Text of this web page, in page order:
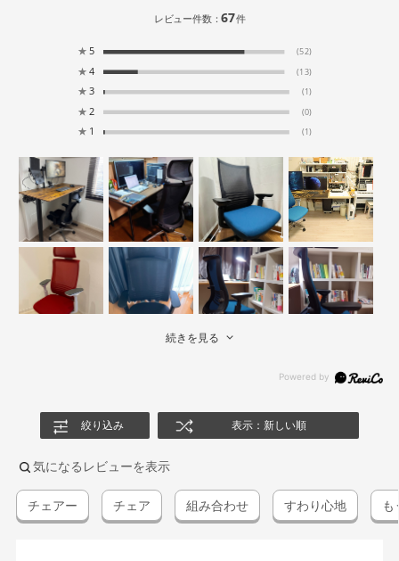
レビュー件数：67件
★ 5 (52)
★ 4 (13)
★ 3 (1)
★ 2 (0)
★ 1 (1)
続きを見る
絞り込み 表示：新しい順
気になるレビューを表示
チェアー チェア 組み合わせ すわり心地 も